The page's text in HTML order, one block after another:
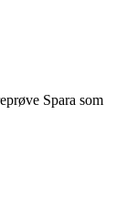
Spara som